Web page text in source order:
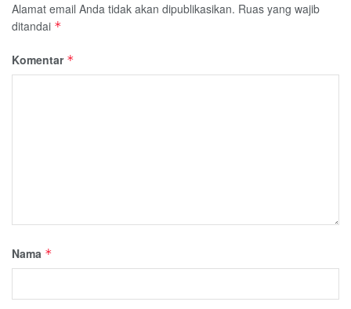
Alamat email Anda tidak akan dipublikasikan. Ruas yang wajib
ditandai *
Komentar *
Nama *